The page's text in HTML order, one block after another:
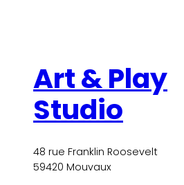
Art & Play
Studio
48 rue Franklin Roosevelt
59420 Mouvaux